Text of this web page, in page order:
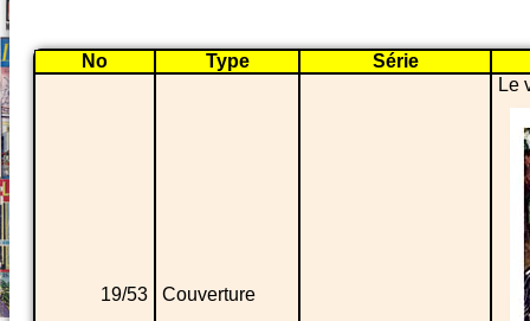
No Type Série
19/53 Couverture
Le